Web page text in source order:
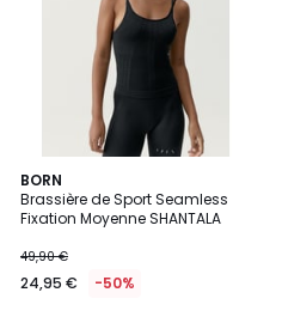
BORN
Brassière de Sport Seamless
Fixation Moyenne SHANTALA
49,90 €
24,95 € -50%